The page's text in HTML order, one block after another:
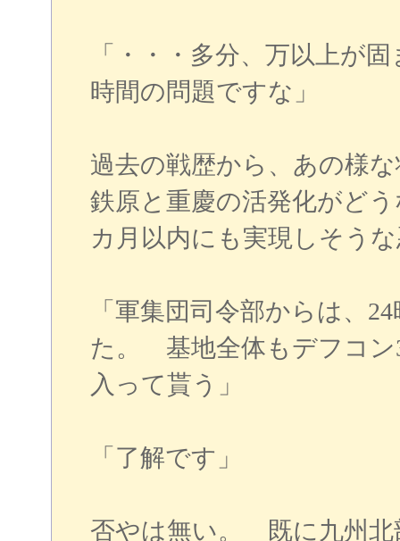
「・・・多分、万以上が
時間の問題ですな」
過去の戦歴から、あの様
鉄原と重慶の活発化がど
カ月以内にも実現しそう
「軍集団司令部からは、
た。 基地全体もデフコ
入って貰う」
「了解です」
否やは無い。 既に九州北